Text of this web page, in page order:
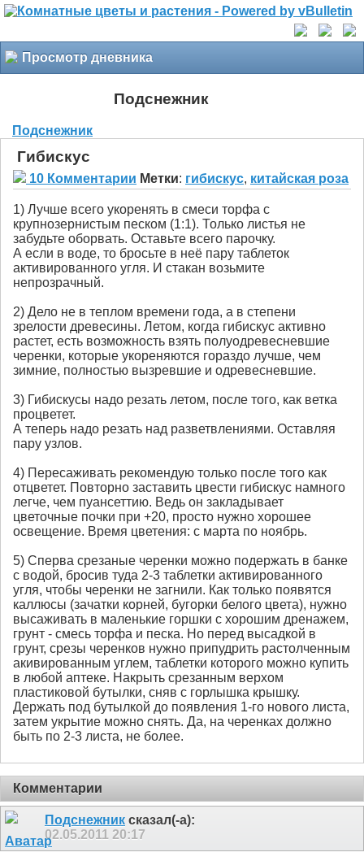
Просмотр дневника
Подснежник
Подснежник
Гибискус
10 Комментарии Метки: гибискус, китайская роза
1) Лучше всего укоренять в смеси торфа с
крупнозернистым песком (1:1). Только листья не
забудьте оборвать. Оставьте всего парочку.
А если в воде, то бросьте в неё пару таблеток
активированного угля. И стакан возьмите
непрозрачный.
2) Дело не в теплом времени года, а в степени
зрелости древесины. Летом, когда гибискус активно
растет, есть возможность взять полуодревесневшие
черенки, которые укореняются гораздо лучше, чем
зимние, полностью вызревшие и одревесневшие.
3) Гибискусы надо резать летом, после того, как ветка
процветет.
А теперь надо резать над разветвлениями. Оставляя
пару узлов.
4) Пересаживать рекомендую только после того как
отцветет. Повторно заставить цвести гибискус намного
легче, чем пуансеттию. Ведь он закладывает
цветочные почки при +20, просто нужно хорошее
освещение. Время цветения: с марта по ноябрь.
5) Сперва срезаные черенки можно подержать в банке
с водой, бросив туда 2-3 таблетки активированного
угля, чтобы черенки не загнили. Как только появятся
каллюсы (зачатки корней, бугорки белого цвета), нужно
высаживать в маленькие горшки с хорошим дренажем,
грунт - смесь торфа и песка. Но перед высадкой в
грунт, срезы черенков нужно припудрить растолченным
акивированным углем, таблетки которого можно купить
в любой аптеке. Накрыть срезанным верхом
пластиковой бутылки, сняв с горлышка крышку.
Держать под бутылкой до появления 1-го нового листа,
затем укрытие можно снять. Да, на черенках должно
быть по 2-3 листа, не более.
Комментарии
Подснежник сказал(-а):
02.05.2011 20:17